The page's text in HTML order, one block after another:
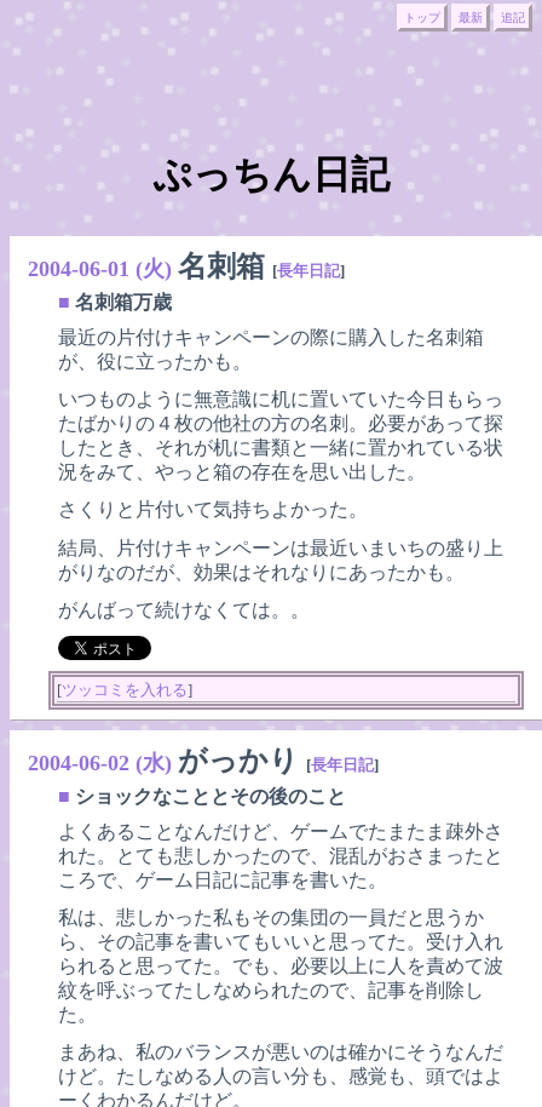
トップ 最新 追記
ぷっちん日記
2004-06-01 (火) 名刺箱 [長年日記]
■ 名刺箱万歳
最近の片付けキャンペーンの際に購入した名刺箱
が、役に立ったかも。
いつものように無意識に机に置いていた今日もらっ
たばかりの４枚の他社の方の名刺。必要があって探
したとき、それが机に書類と一緒に置かれている状
況をみて、やっと箱の存在を思い出した。
さくりと片付いて気持ちよかった。
結局、片付けキャンペーンは最近いまいちの盛り上
がりなのだが、効果はそれなりにあったかも。
がんばって続けなくては。。
[ツッコミを入れる]
2004-06-02 (水) がっかり [長年日記]
■ ショックなこととその後のこと
よくあることなんだけど、ゲームでたまたま疎外さ
れた。とても悲しかったので、混乱がおさまったと
ころで、ゲーム日記に記事を書いた。
私は、悲しかった私もその集団の一員だと思うか
ら、その記事を書いてもいいと思ってた。受け入れ
られると思ってた。でも、必要以上に人を責めて波
紋を呼ぶってたしなめられたので、記事を削除し
た。
まあね、私のバランスが悪いのは確かにそうなんだ
けど。たしなめる人の言い分も、感覚も、頭ではよ
ーくわかるんだけど。